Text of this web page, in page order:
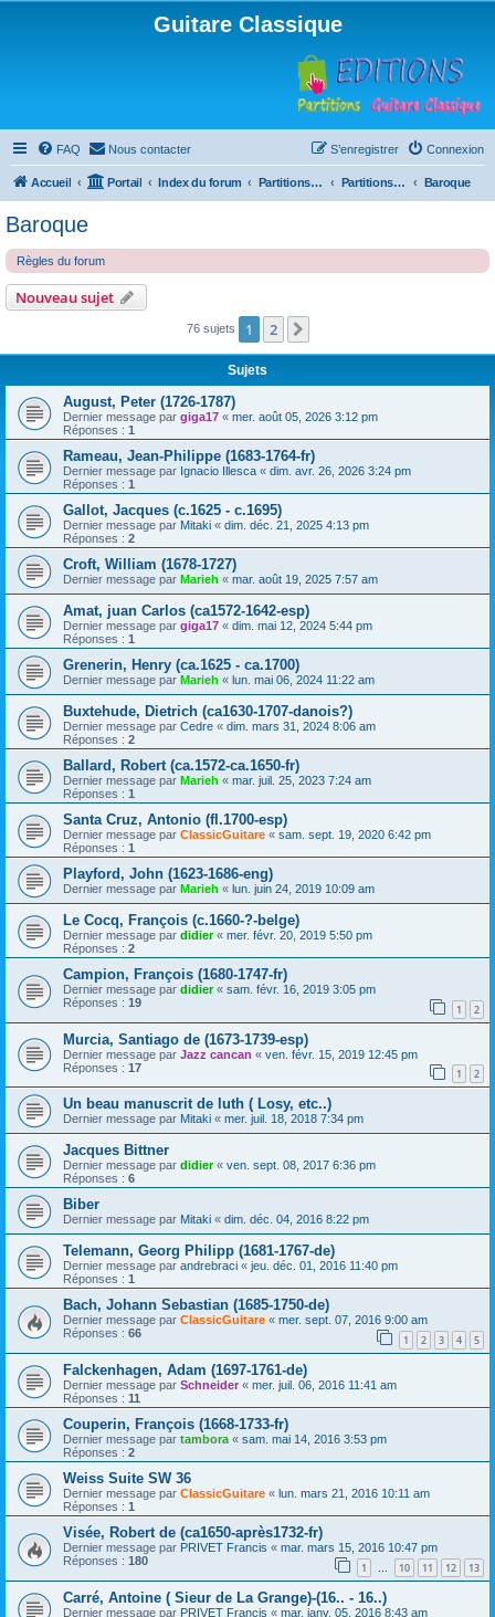
Guitare Classique
FAQ Nous contacter Connexion
S’enregistrer
Accueil Portail Index du forum Partitions pour guitare en libre téléchargement Partitions classées par compositeur Baroque
Baroque
Règles du forum
Nouveau sujet
76 sujets 1 2
Sujets
August, Peter (1726-1787)
Dernier message par giga17 « mer. août 05, 2026 3:12 pm
Réponses : 1
Rameau, Jean-Philippe (1683-1764-fr)
Dernier message par Ignacio Illesca « dim. avr. 26, 2026 3:24 pm
Réponses : 1
Gallot, Jacques (c.1625 - c.1695)
Dernier message par Mitaki « dim. déc. 21, 2025 4:13 pm
Réponses : 2
Croft, William (1678-1727)
Dernier message par Marieh « mar. août 19, 2025 7:57 am
Amat, juan Carlos (ca1572-1642-esp)
Dernier message par giga17 « dim. mai 12, 2024 5:44 pm
Réponses : 1
Grenerin, Henry (ca.1625 - ca.1700)
Dernier message par Marieh « lun. mai 06, 2024 11:22 am
Buxtehude, Dietrich (ca1630-1707-danois?)
Dernier message par Cedre « dim. mars 31, 2024 8:06 am
Réponses : 2
Ballard, Robert (ca.1572-ca.1650-fr)
Dernier message par Marieh « mar. juil. 25, 2023 7:24 am
Réponses : 1
Santa Cruz, Antonio (fl.1700-esp)
Dernier message par ClassicGuitare « sam. sept. 19, 2020 6:42 pm
Réponses : 1
Playford, John (1623-1686-eng)
Dernier message par Marieh « lun. juin 24, 2019 10:09 am
Le Cocq, François (c.1660-?-belge)
Dernier message par didier« mer. févr. 20, 2019 5:50 pm
Réponses : 2
Campion, François (1680-1747-fr)
Dernier message par didier« sam. févr. 16, 2019 3:05 pm
Réponses : 19 1 2
Murcia, Santiago de (1673-1739-esp)
Dernier message par Jazz cancan « ven. févr. 15, 2019 12:45 pm
Réponses : 17 1 2
Un beau manuscrit de luth ( Losy, etc..)
Dernier message par Mitaki « mer. juil. 18, 2018 7:34 pm
Jacques Bittner
Dernier message par didier« ven. sept. 08, 2017 6:36 pm
Réponses : 6
Biber
Dernier message par Mitaki « dim. déc. 04, 2016 8:22 pm
Telemann, Georg Philipp (1681-1767-de)
Dernier message par andrebraci « jeu. déc. 01, 2016 11:40 pm
Réponses : 1
Bach, Johann Sebastian (1685-1750-de)
Dernier message par ClassicGuitare « mer. sept. 07, 2016 9:00 am
Réponses : 66 1 2 3 4 5
Falckenhagen, Adam (1697-1761-de)
Dernier message par Schneider « mer. juil. 06, 2016 11:41 am
Réponses : 11
Couperin, François (1668-1733-fr)
Dernier message par tambora « sam. mai 14, 2016 3:53 pm
Réponses : 2
Weiss Suite SW 36
Dernier message par ClassicGuitare « lun. mars 21, 2016 10:11 am
Réponses : 1
Visée, Robert de (ca1650-après1732-fr)
Dernier message par PRIVET Francis « mar. mars 15, 2016 10:47 pm
Réponses : 180 1 … 10 11 12 13
Carré, Antoine ( Sieur de La Grange)-(16.. - 16..)
Dernier message par PRIVET Francis « mar. janv. 05, 2016 8:43 am